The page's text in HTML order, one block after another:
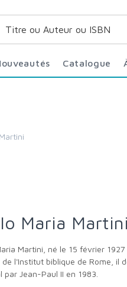
Nouveautés Catalogue
Maria Martini
de l'Institut biblique de Rome, il
par Jean-Paul II en 1983.